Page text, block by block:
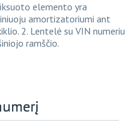
elemento yra
amortizatoriumi ant
2. Lentelė su VIN numeriu
ramščio.